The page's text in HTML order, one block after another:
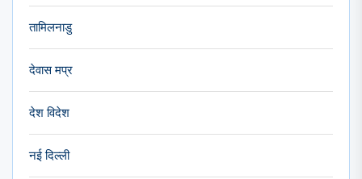
तामिलनाडु
देवास मप्र
देश विदेश
नई दिल्ली